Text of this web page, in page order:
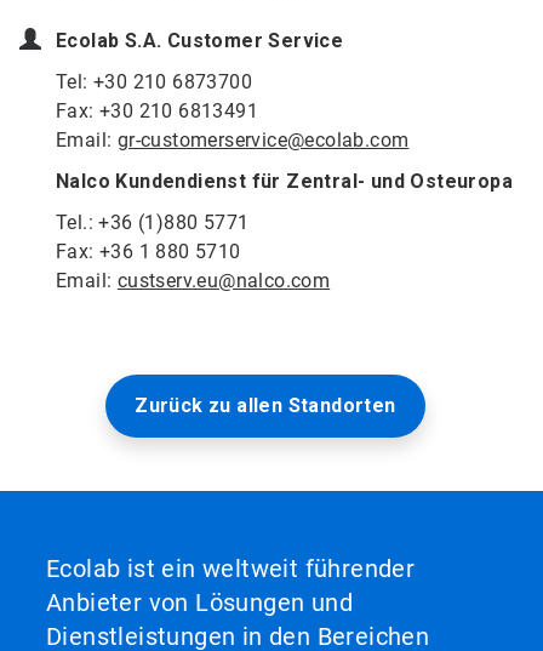
Ecolab S.A. Customer Service
Tel: +30 210 6873700
Fax: +30 210 6813491
Email: gr-customerservice@ecolab.com
Nalco Kundendienst für Zentral- und Osteuropa
Tel.: +36 (1)880 5771
Fax: +36 1 880 5710
Email: custserv.eu@nalco.com
Zurück zu allen Standorten
Ecolab ist ein weltweit führender
Anbieter von Lösungen und
Dienstleistungen in den Bereichen